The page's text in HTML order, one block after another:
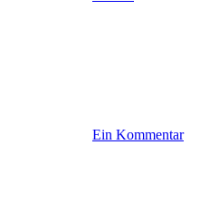
Ein Kommentar